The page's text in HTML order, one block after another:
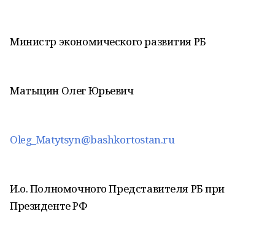
Министр экономического развития РБ
Матыцин Олег Юрьевич
Oleg_Matytsyn@bashkortostan.ru
И.о. Полномочного Представителя РБ при
Президенте РФ